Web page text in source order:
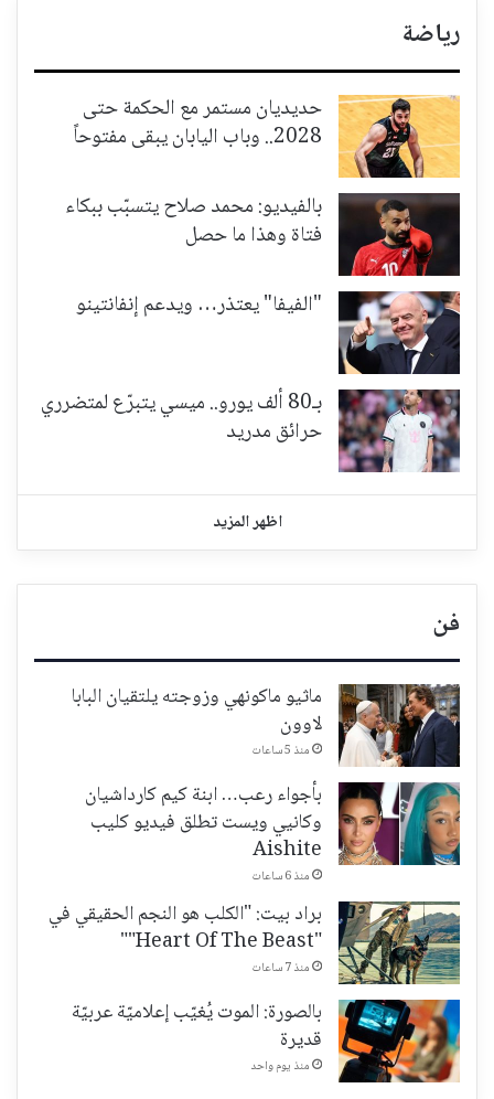
رياضة
حديديان مستمر مع الحكمة حتى
2028.. وباب اليابان يبقى مفتوحاً
بالفيديو: محمد صلاح يتسبّب ببكاء
فتاة وهذا ما حصل
"الفيفا" يعتذر… ويدعم إنفانتينو
بـ80 ألف يورو.. ميسي يتبرّع لمتضرري
حرائق مدريد
اظهر المزيد
فن
ماثيو ماكونهي وزوجته يلتقيان البابا
لاوون
منذ 5 ساعات
بأجواء رعب… ابنة كيم كارداشيان
وكانيي ويست تطلق فيديو كليب
Aishite
منذ 6 ساعات
براد بيت: "الكلب هو النجم الحقيقي في
"Heart Of The Beast""
منذ 7 ساعات
بالصورة: الموت يُغيّب إعلاميّة عربيّة
قديرة
منذ يوم واحد